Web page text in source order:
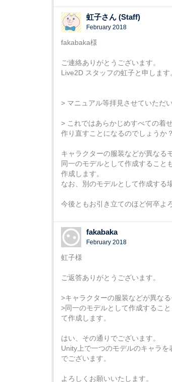
虹子さん (Staff)
February 2018
fakabaka様
ご連絡ありがとうございます。
Live2D スタッフの虹子と申します
> マニュアル等拝見させていただ
> これではあらかじめすべての着
作り直すことになるのでしょうか？
キャラクターの服装などが異なる
同一のモデルとして作成すること
作成します。
なお、別のモデルとして作成する
今後ともお引き立てのほど何卒よ
fakabaka
February 2018
虹子様
ご返答ありがとうございます。
>キャラクターの服装などが異な
>同一のモデルとして作成するこ
て作成します。
はい、その通りでございます。
Unity上で一つのモデルのキャラ
でございます。
よろしくお願いいたします。